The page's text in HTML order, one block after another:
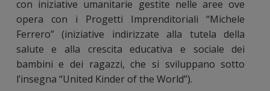
con iniziative umanitarie gestite nelle aree ove
opera con i Progetti Imprenditoriali “Michele
Ferrero” (iniziative indirizzate alla tutela della
salute e alla crescita educativa e sociale dei
bambini e dei ragazzi, che si sviluppano sotto
l’insegna “United Kinder of the World”).